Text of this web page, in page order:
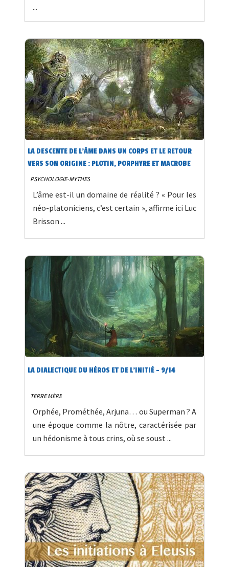
...
LA DESCENTE DE L’ÂME DANS UN CORPS ET LE RETOUR
VERS SON ORIGINE : PLOTIN, PORPHYRE ET MACROBE
PSYCHOLOGIE-MYTHES
L’âme est-il un domaine de réalité ? « Pour les
néo-platoniciens, c’est certain », affirme ici Luc
Brisson ...
LA DIALECTIQUE DU HÉROS ET DE L’INITIÉ - 9/14
TERRE MÈRE
Orphée, Prométhée, Arjuna… ou Superman ? A
une époque comme la nôtre, caractérisée par
un hédonisme à tous crins, où se soust ...